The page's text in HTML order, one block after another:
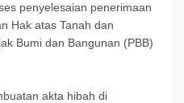
penyelesaian penerimaan
Hak atas Tanah dan
Bumi dan Bangunan (PBB)
akta hibah di